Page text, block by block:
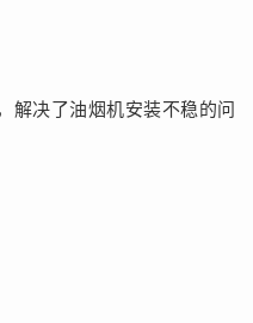
解决了油烟机安装不稳的问